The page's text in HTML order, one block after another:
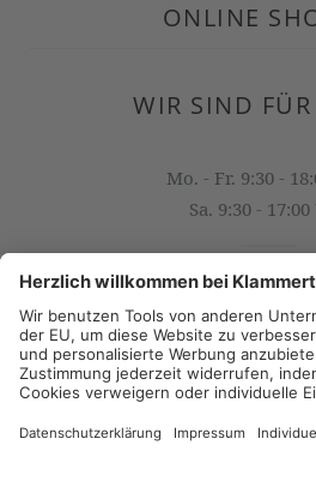
ONLINE
WIR SIND
Mo. - Fr. 9:30 -
Sa. 9:30 -
+43 316 825